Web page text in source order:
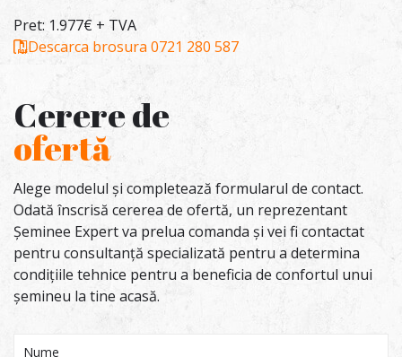
Pret: 1.977€ + TVA
Descarca brosura 0721 280 587
Cerere de
ofertă
Alege modelul și completează formularul de contact.
Odată înscrisă cererea de ofertă, un reprezentant
Șeminee Expert va prelua comanda și vei fi contactat
pentru consultanță specializată pentru a determina
condițiile tehnice pentru a beneficia de confortul unui
șemineu la tine acasă.